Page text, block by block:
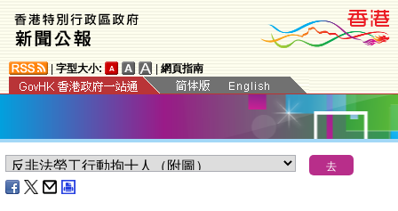
字型大小: 網頁指南